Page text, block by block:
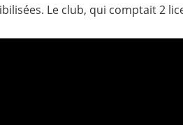
Le club, qui comptait 2